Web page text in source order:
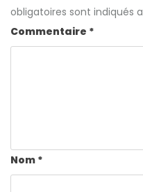
obligatoires sont indiqués
Commentaire *
Nom *